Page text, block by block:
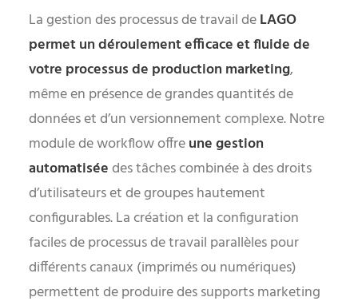
La gestion des processus de travail deLAGO
permet un déroulement efficace et fluide de
votre processus de production marketing,
même en présence de grandes quantités de
données et d’un versionnement complexe. Notre
module de workflow offreune gestion
automatiséedes tâches combinée à des droits
d’utilisateurs et de groupes hautement
configurables. La création et la configuration
faciles de processus de travail parallèles pour
différents canaux (imprimés ou numériques)
permettent de produire des supports marketing